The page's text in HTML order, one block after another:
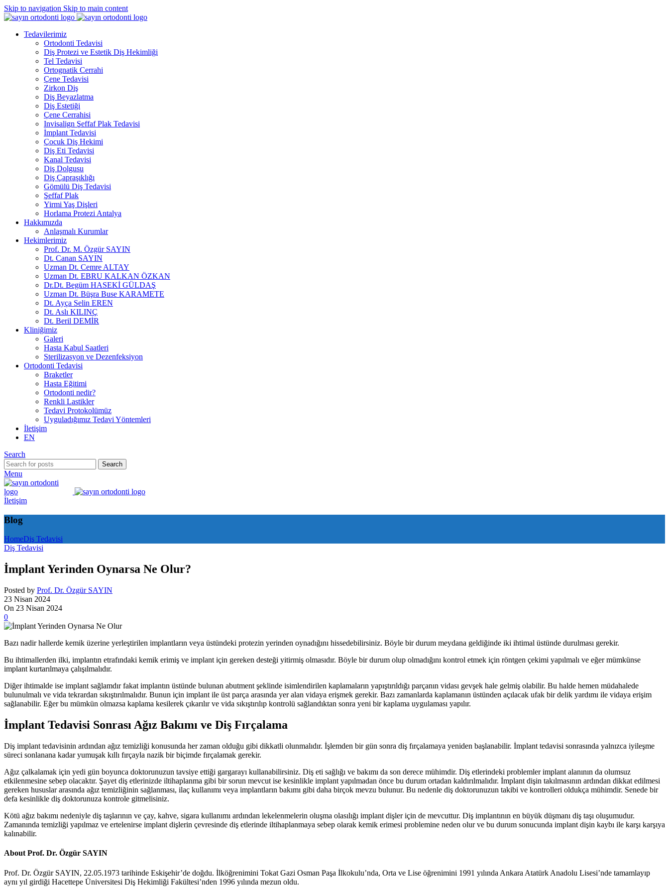
Skip to navigation Skip to main content
Tedavilerimiz
Ortodonti Tedavisi
Diş Protezi ve Estetik Diş Hekimliği
Tel Tedavisi
Ortognatik Cerrahi
Çene Tedavisi
Zirkon Diş
Diş Beyazlatma
Diş Estetiği
Çene Cerrahisi
Invisalign Şeffaf Plak Tedavisi
İmplant Tedavisi
Çocuk Diş Hekimi
Diş Eti Tedavisi
Kanal Tedavisi
Diş Dolgusu
Diş Çapraşıklığı
Gömülü Diş Tedavisi
Şeffaf Plak
Yirmi Yaş Dişleri
Horlama Protezi Antalya
Hakkımızda
Anlaşmalı Kurumlar
Hekimlerimiz
Prof. Dr. M. Özgür SAYIN
Dt. Canan SAYIN
Uzman Dt. Cemre ALTAY
Uzman Dt. EBRU KALKAN ÖZKAN
Dr.Dt. Begüm HASEKİ GÜLDAŞ
Uzman Dt. Büşra Buse KARAMETE
Dt. Ayça Selin EREN
Dt. Aslı KILINÇ
Dt. Beril DEMİR
Kliniğimiz
Galeri
Hasta Kabul Saatleri
Sterilizasyon ve Dezenfeksiyon
Ortodonti Tedavisi
Braketler
Hasta Eğitimi
Ortodonti nedir?
Renkli Lastikler
Tedavi Protokolümüz
Uyguladığımız Tedavi Yöntemleri
İletişim
EN
Search
Search
Menu
İletişim
Blog
HomeDiş Tedavisi
Diş Tedavisi
İmplant Yerinden Oynarsa Ne Olur?
Posted by Prof. Dr. Özgür SAYIN
23 Nisan 2024
On 23 Nisan 2024
0
Bazı nadir hallerde kemik üzerine yerleştirilen implantların veya üstündeki protezin yerinden oynadığını hissedebilirsiniz. Böyle bir durum meydana geldiğinde iki ihtimal üstünde durulması gerekir.
Bu ihtimallerden ilki, implantın etrafındaki kemik erimiş ve implant için gereken desteği yitirmiş olmasıdır. Böyle bir durum olup olmadığını kontrol etmek için röntgen çekimi yapılmalı ve eğer mümkünse
implant kurtarılmaya çalışılmalıdır.
Diğer ihtimalde ise implant sağlamdır fakat implantın üstünde bulunan abutment şeklinde isimlendirilen kaplamaların yapıştırıldığı parçanın vidası gevşek hale gelmiş olabilir. Bu halde hemen müdahalede
bulunulmalı ve vida tekrardan sıkıştırılmalıdır. Bunun için implant ile üst parça arasında yer alan vidaya erişmek gerekir. Bazı zamanlarda kaplamanın üstünden açılacak ufak bir delik yardımı ile vidaya erişim
sağlanabilir. Eğer bu mümkün olmazsa kaplama kesilerek çıkarılır ve vida sıkıştırılıp kontrolü sağlandıktan sonra yeni bir kaplama uygulaması yapılır.
İmplant Tedavisi Sonrası Ağız Bakımı ve Diş Fırçalama
Diş implant tedavisinin ardından ağız temizliği konusunda her zaman olduğu gibi dikkatli olunmalıdır. İşlemden bir gün sonra diş fırçalamaya yeniden başlanabilir. İmplant tedavisi sonrasında yalnızca iyileşme
süreci sonlanana kadar yumuşak kıllı fırçayla nazik bir biçimde fırçalamak gerekir.
Ağız çalkalamak için yedi gün boyunca doktorunuzun tavsiye ettiği gargarayı kullanabilirsiniz. Diş eti sağlığı ve bakımı da son derece mühimdir. Diş etlerindeki problemler implant alanının da olumsuz
etkilenmesine sebep olacaktır. Şayet diş etlerinizde iltihaplanma gibi bir sorun mevcut ise kesinlikle implant yapılmadan önce bu durum ortadan kaldırılmalıdır. İmplant dişin takılmasının ardından dikkat edilmesi
gereken hususlar arasında ağız temizliğinin sağlanması, ilaç kullanımı veya implantların bakımı gibi daha birçok mevzu bulunur. Bu nedenle diş doktorunuzun takibi ve kontrolleri oldukça mühimdir. Senede bir
defa kesinlikle diş doktorunuza kontrole gitmelisiniz.
Kötü ağız bakımı nedeniyle diş taşlarının ve çay, kahve, sigara kullanımı ardından lekelenmelerin oluşma olasılığı implant dişler için de mevcuttur. Diş implantının en büyük düşmanı diş taşı oluşumudur.
Zamanında temizliği yapılmaz ve ertelenirse implant dişlerin çevresinde diş etlerinde iltihaplanmaya sebep olarak kemik erimesi problemine neden olur ve bu durum sonucunda implant dişin kaybı ile karşı karşıya
kalınabilir.
About Prof. Dr. Özgür SAYIN
Prof. Dr. Özgür SAYIN, 22.05.1973 tarihinde Eskişehir’de doğdu. İlköğrenimini Tokat Gazi Osman Paşa İlkokulu’nda, Orta ve Lise öğrenimini 1991 yılında Ankara Atatürk Anadolu Lisesi’nde tamamlayıp
aynı yıl girdiği Hacettepe Üniversitesi Diş Hekimliği Fakültesi’nden 1996 yılında mezun oldu.